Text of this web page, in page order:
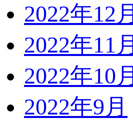
2022年12月
2022年11月
2022年10月
2022年9月